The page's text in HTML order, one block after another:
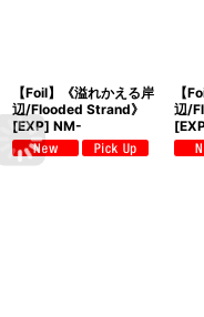
【Foil】《溢れかえる岸
辺/Flooded Strand》
[EXP] NM-
【
辺/